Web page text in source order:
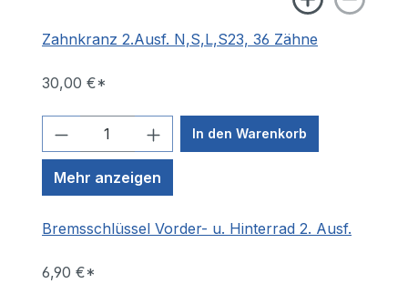
Zahnkranz 2.Ausf. N,S,L,S23, 36 Zähne
30,00 €*
In den Warenkorb
Mehr anzeigen
Bremsschlüssel Vorder- u. Hinterrad 2. Ausf.
6,90 €*